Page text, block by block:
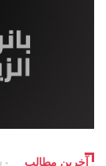
آخرین مطالب